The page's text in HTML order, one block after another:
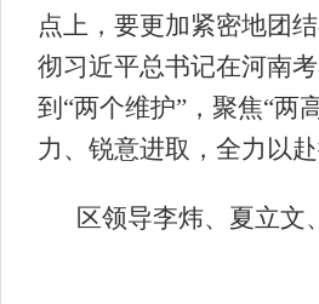
点上，要更加紧密地团
彻习近平总书记在河南
到“两个维护”，聚焦“两
力、锐意进取，全力以
区领导李炜、夏立文